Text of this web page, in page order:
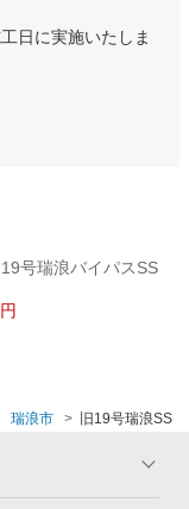
日に実施いたしま
号瑞浪バイパスSS
円
瑞浪市 旧19号瑞浪SS